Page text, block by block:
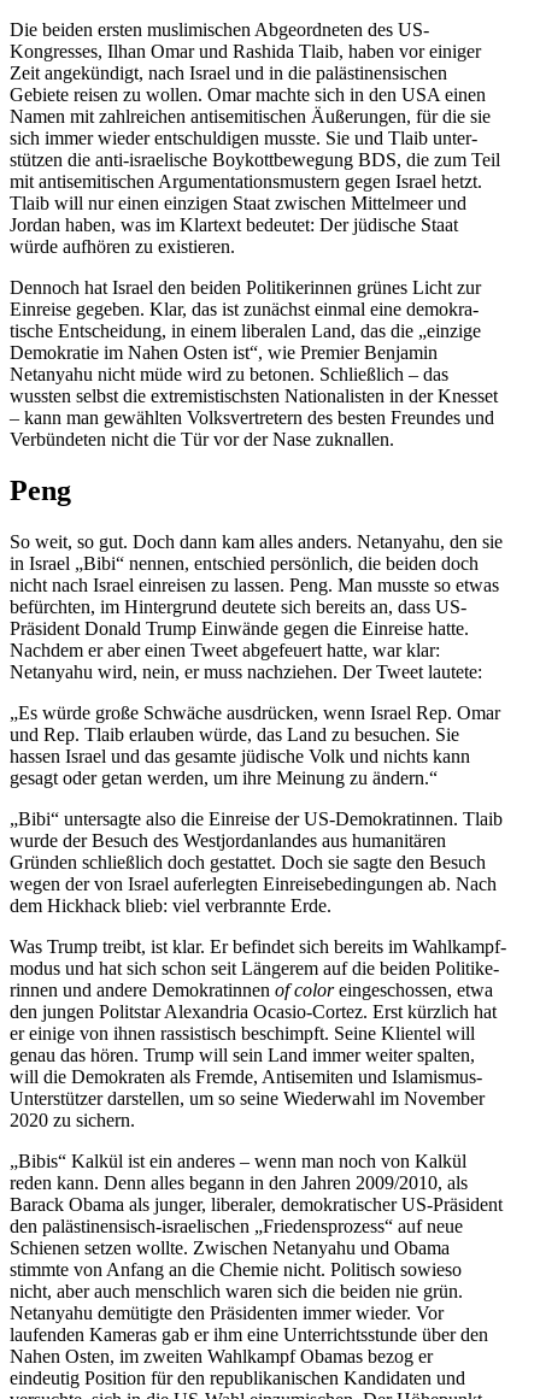
Die beiden ersten musli­mi­schen Abgeord­neten des US-
Kongresses, Ilhan Omar und Rashida Tlaib, haben vor einiger
Zeit angekündigt, nach Israel und in die paläs­ti­nen­si­schen
Gebiete reisen zu wollen. Omar machte sich in den USA einen
Namen mit zahlreichen antise­mi­ti­schen Äußerungen, für die sie
sich immer wieder entschul­digen musste. Sie und Tlaib unter­
stützen die anti-israe­lische Boykott­be­wegung BDS, die zum Teil
mit antise­mi­ti­schen Argumen­ta­ti­ons­mustern gegen Israel hetzt.
Tlaib will nur einen einzigen Staat zwischen Mittelmeer und
Jordan haben, was im Klartext bedeutet: Der jüdische Staat
würde aufhören zu existieren.
Dennoch hat Israel den beiden Politi­ke­rinnen grünes Licht zur
Einreise gegeben. Klar, das ist zunächst einmal eine demokra­
tische Entscheidung, in einem liberalen Land, das die „einzige
Demokratie im Nahen Osten ist“, wie Premier Benjamin
Netanyahu nicht müde wird zu betonen. Schließlich – das
wussten selbst die extre­mis­tischsten Natio­na­listen in der Knesset
– kann man gewählten Volks­ver­tretern des besten Freundes und
Verbün­deten nicht die Tür vor der Nase zuknallen.
Peng
So weit, so gut. Doch dann kam alles anders. Netanyahu, den sie
in Israel „Bibi“ nennen, entschied persönlich, die beiden doch
nicht nach Israel einreisen zu lassen. Peng. Man musste so etwas
befürchten, im Hinter­grund deutete sich bereits an, dass US-
Präsident Donald Trump Einwände gegen die Einreise hatte.
Nachdem er aber einen Tweet abgefeuert hatte, war klar:
Netanyahu wird, nein, er muss nachziehen. Der Tweet lautete:
„Es würde große Schwäche ausdrücken, wenn Israel Rep. Omar
und Rep. Tlaib erlauben würde, das Land zu besuchen. Sie
hassen Israel und das gesamte jüdische Volk und nichts kann
gesagt oder getan werden, um ihre Meinung zu ändern.“
„Bibi“ unter­sagte also die Einreise der US-Demokra­tinnen. Tlaib
wurde der Besuch des Westjor­dan­landes aus humani­tären
Gründen schließlich doch gestattet. Doch sie sagte den Besuch
wegen der von Israel aufer­legten Einrei­se­be­din­gungen ab. Nach
dem Hickhack blieb: viel verbrannte Erde.
Was Trump treibt, ist klar. Er befindet sich bereits im Wahlkampf­
modus und hat sich schon seit Längerem auf die beiden Politi­ke­
rinnen und andere Demokra­tinnen of coloreinge­schossen, etwa
den jungen Politstar Alexandria Ocasio-Cortez. Erst kürzlich hat
er einige von ihnen rassis­tisch beschimpft. Seine Klientel will
genau das hören. Trump will sein Land immer weiter spalten,
will die Demokraten als Fremde, Antise­miten und Islamismus-
Unter­stützer darstellen, um so seine Wiederwahl im November
2020 zu sichern.
„Bibis“ Kalkül ist ein anderes – wenn man noch von Kalkül
reden kann. Denn alles begann in den Jahren 2009/​2010, als
Barack Obama als junger, liberaler, demokra­ti­scher US-Präsident
den paläs­ti­nen­sisch-israe­li­schen „Friedens­prozess“ auf neue
Schienen setzen wollte. Zwischen Netanyahu und Obama
stimmte von Anfang an die Chemie nicht. Politisch sowieso
nicht, aber auch menschlich waren sich die beiden nie grün.
Netanyahu demütigte den Präsi­denten immer wieder. Vor
laufenden Kameras gab er ihm eine Unter­richts­stunde über den
Nahen Osten, im zweiten Wahlkampf Obamas bezog er
eindeutig Position für den republi­ka­ni­schen Kandi­daten und